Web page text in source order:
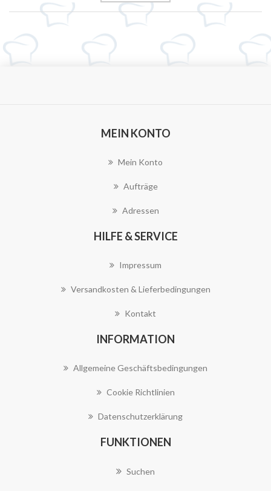
MEIN KONTO
Mein Konto
Aufträge
Adressen
HILFE & SERVICE
Impressum
Versandkosten & Lieferbedingungen
Kontakt
INFORMATION
Allgemeine Geschäftsbedingungen
Cookie Richtlinien
Datenschutzerklärung
FUNKTIONEN
Suchen